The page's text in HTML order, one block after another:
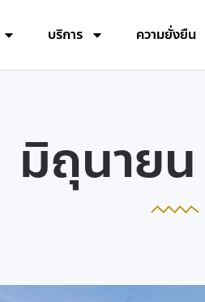
บริการ ความยั่งยืน
มิถุนาย